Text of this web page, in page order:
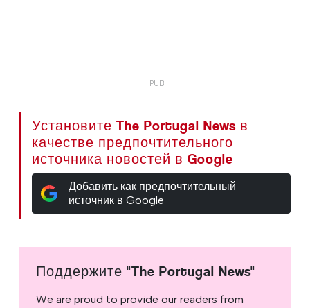
Установите The Portugal News в
качестве предпочтительного
источника новостей в Google
Добавить как предпочтительный
источник в Google
Поддержите "The Portugal News"
We are proud to provide our readers from